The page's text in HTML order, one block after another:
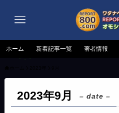
ホーム 新着記事一覧 著者情報
2023年9月 – date –